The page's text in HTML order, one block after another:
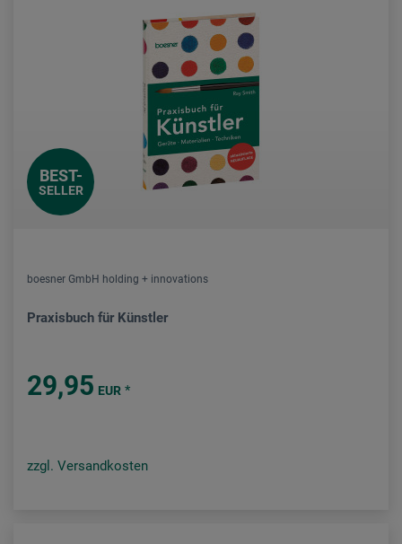
BEST-
SELLER
boesner GmbH holding + innovations
Praxisbuch für Künstler
29,95 EUR *
zzgl. Versandkosten